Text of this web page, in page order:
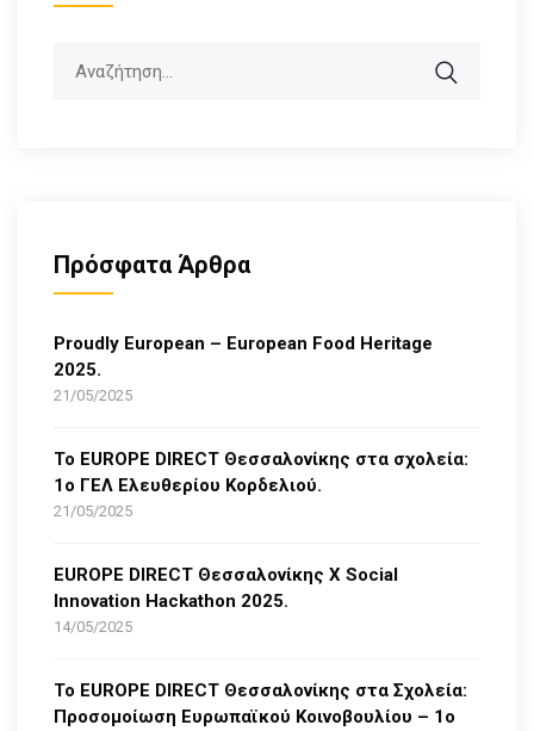
Πρόσφατα Άρθρα
Proudly European – European Food Heritage
2025.
21/05/2025
Το EUROPE DIRECT Θεσσαλονίκης στα σχολεία:
1ο ΓΕΛ Ελευθερίου Κορδελιού.
21/05/2025
EUROPE DIRECT Θεσσαλονίκης Χ Social
Innovation Hackathon 2025.
14/05/2025
Το EUROPE DIRECT Θεσσαλονίκης στα Σχολεία:
Προσομοίωση Ευρωπαϊκού Κοινοβουλίου – 1ο